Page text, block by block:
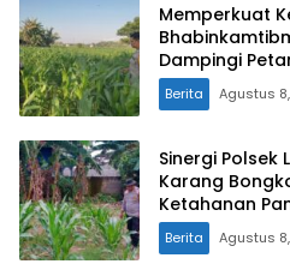
Memperkuat
Dampingi
Berita Agustus
Sinergi Polsek
Karang
Ketahanan
Berita Agustus